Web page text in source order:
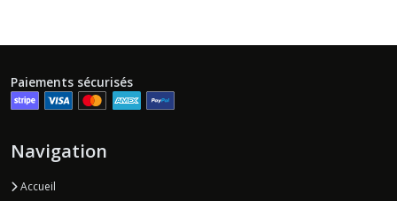
Paiements sécurisés
Navigation
Accueil